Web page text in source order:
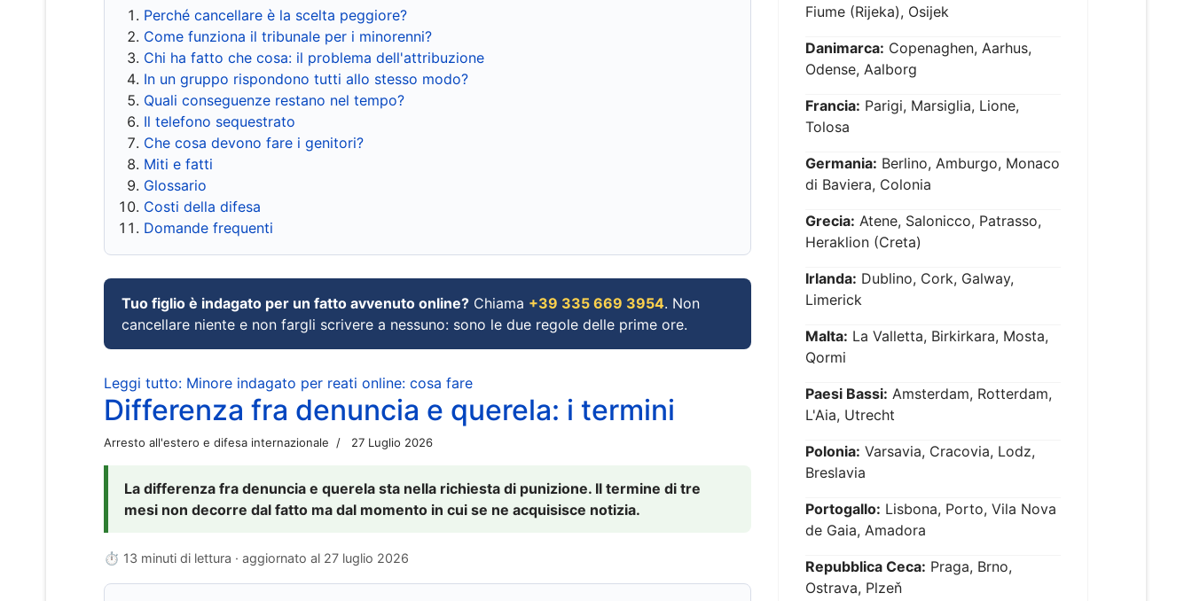
Perché cancellare è la scelta peggiore?
Come funziona il tribunale per i minorenni?
Chi ha fatto che cosa: il problema dell'attribuzione
In un gruppo rispondono tutti allo stesso modo?
Quali conseguenze restano nel tempo?
Il telefono sequestrato
Che cosa devono fare i genitori?
Miti e fatti
Glossario
Costi della difesa
Domande frequenti
Tuo figlio è indagato per un fatto avvenuto online? Chiama +39 335 669 3954. Non
cancellare niente e non fargli scrivere a nessuno: sono le due regole delle prime ore.
Leggi tutto: Minore indagato per reati online: cosa fare
Differenza fra denuncia e querela: i termini
Arresto all'estero e difesa internazionale 27 Luglio 2026
La differenza fra denuncia e querela sta nella richiesta di punizione. Il termine di tre
mesi non decorre dal fatto ma dal momento in cui se ne acquisisce notizia.
⏱ 13 minuti di lettura · aggiornato al 27 luglio 2026
Fiume (Rijeka), Osijek
Danimarca: Copenaghen, Aarhus,
Odense, Aalborg
Francia: Parigi, Marsiglia, Lione,
Tolosa
Germania: Berlino, Amburgo, Monaco
di Baviera, Colonia
Grecia: Atene, Salonicco, Patrasso,
Heraklion (Creta)
Irlanda: Dublino, Cork, Galway,
Limerick
Malta: La Valletta, Birkirkara, Mosta,
Qormi
Paesi Bassi: Amsterdam, Rotterdam,
L'Aia, Utrecht
Polonia: Varsavia, Cracovia, Lodz,
Breslavia
Portogallo: Lisbona, Porto, Vila Nova
de Gaia, Amadora
Repubblica Ceca: Praga, Brno,
Ostrava, Plzeň